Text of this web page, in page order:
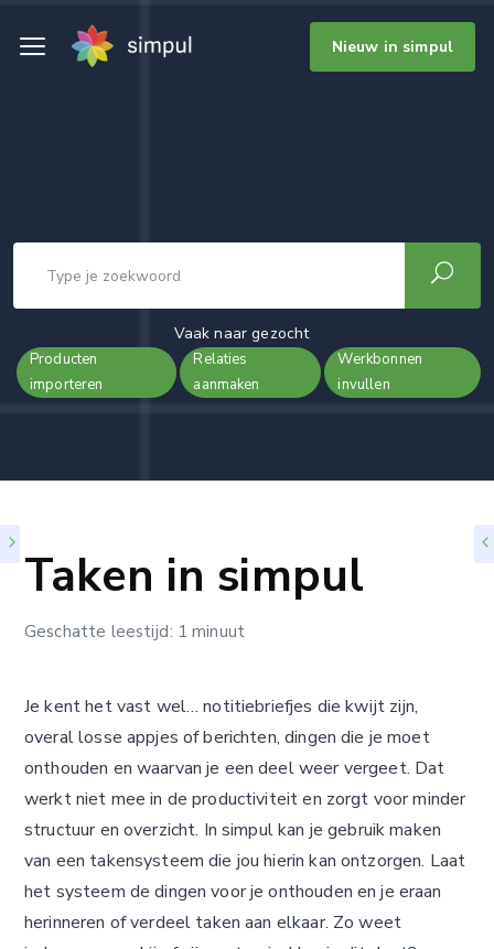
Nieuw in simpul
Vaak naar gezocht
Producten
importeren
Relaties
aanmaken
Werkbonnen
invullen
Taken in simpul
Geschatte leestijd: 1 minuut
Je kent het vast wel… notitiebriefjes die kwijt zijn,
overal losse appjes of berichten, dingen die je moet
onthouden en waarvan je een deel weer vergeet. Dat
werkt niet mee in de productiviteit en zorgt voor minder
structuur en overzicht. In simpul kan je gebruik maken
van een takensysteem die jou hierin kan ontzorgen. Laat
het systeem de dingen voor je onthouden en je eraan
herinneren of verdeel taken aan elkaar. Zo weet